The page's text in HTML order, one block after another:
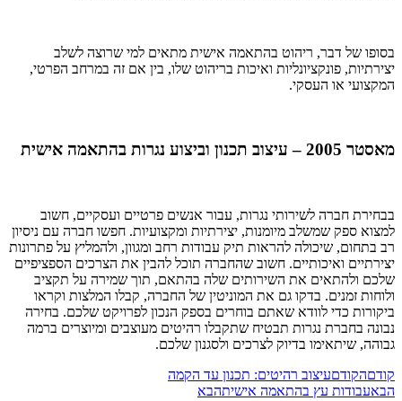
בסופו של דבר, ריהוט בהתאמה אישית מתאים למי שרוצה לשלב
יצירתיות, פונקציונליות ואיכות בריהוט שלו, בין אם זה במרחב הפרטי,
המקצועי או העסקי.
מאסטר 2005 – עיצוב תכנון וביצוע נגרות בהתאמה אישית
בבחירת חברה לשירותי נגרות, עבור אנשים פרטיים ועסקיים, חשוב
למצוא ספק שמשלב מיומנות, יצירתיות ומקצועיות. חפשו חברה עם ניסיון
רב בתחום, שיכולה להראות תיק עבודות רחב ומגוון, ולהמליץ על פתרונות
יצירתיים ואיכותיים. חשוב שהחברה תוכל להבין את הצרכים הספציפיים
שלכם ולהתאים את השירותים שלה בהתאם, תוך שמירה על תקציב
ולוחות זמנים. בדקו גם את המוניטין של החברה, קבלו המלצות וקראו
ביקורות כדי לוודא שאתם בוחרים בספק הנכון לפרויקט שלכם. בחירה
נבונה בחברת נגרות תבטיח שתקבלו רהיטים מעוצבים ומיוצרים ברמה
גבוהה, שיתאימו בדיוק לצרכים ולסגנון שלכם.
קודםהקודםעיצוב רהיטים: תכנון עד הקמה
הבאעבודות עץ בהתאמה אישיתהבא